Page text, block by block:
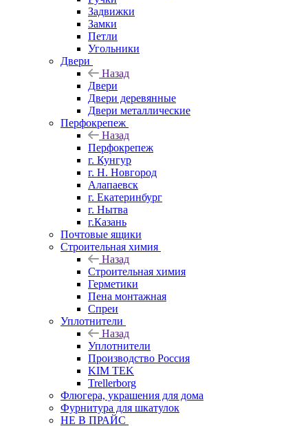
Задвижки
Замки
Петли
Угольники
Двери
Назад
Двери
Двери деревянные
Двери металлические
Перфокрепеж
Назад
Перфокрепеж
г. Кунгур
г. Н. Новгород
Алапаевск
г. Екатеринбург
г. Нытва
г.Казань
Почтовые ящики
Строительная химия
Назад
Строительная химия
Герметики
Пена монтажная
Спреи
Уплотнители
Назад
Уплотнители
Производство Россия
KIM TEK
Trellerborg
Флюгера, украшения для дома
Фурнитура для шкатулок
НЕ В ПРАЙС